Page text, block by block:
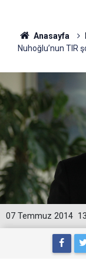
Anasayfa
Nuhoğlu’nun TIR
07 Temmuz 2014